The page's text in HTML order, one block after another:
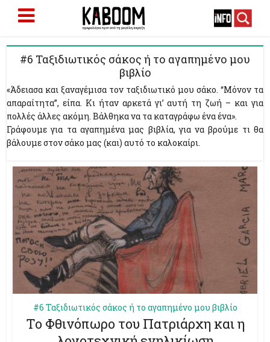
#6 Ταξιδιωτικός σάκος ή το αγαπημένο μου
βιβλίο
«Άδειασα και ξαναγέμισα τον ταξιδιωτικό μου σάκο. “Μόνον τα
απαραίτητα”, είπα. Κι ήταν αρκετά γι’ αυτή τη ζωή – και για
πολλές άλλες ακόμη. Βάλθηκα να τα καταγράφω ένα ένα».
Γράφουμε για τα αγαπημένα μας βιβλία, για να βρούμε τι θα
βάλουμε στον σάκο μας (και) αυτό το καλοκαίρι.
#6 Ταξιδιωτικός σάκος ή το αγαπημένο μου βιβλίο
Το Φθινόπωρο του Πατριάρχη και η